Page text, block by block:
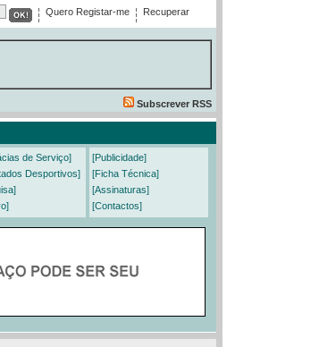
Quero Registar-me
Recuperar
Subscrever RSS
de Serviço]
Desportivos]
[Publicidade]
[Ficha Técnica]
[Assinaturas]
[Contactos]